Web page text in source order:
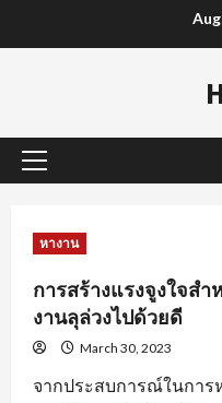
to
Primary
หางาน
การสร้างแรงจูงใจส
งานลุล่วงไปด้วยดี
March 30, 2023
จากประสบการณ์ในกา